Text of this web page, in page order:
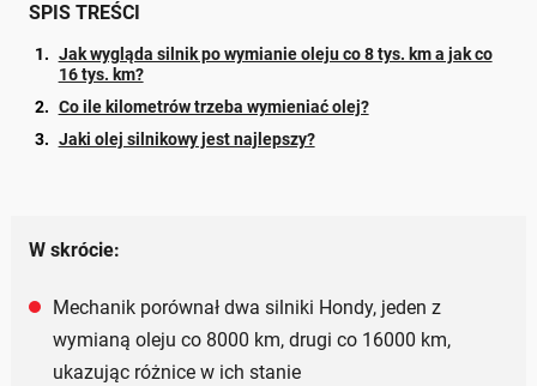
SPIS TREŚCI
Jak wygląda silnik po wymianie oleju co 8 tys. km a jak co
16 tys. km?
Co ile kilometrów trzeba wymieniać olej?
Jaki olej silnikowy jest najlepszy?
W skrócie:
Mechanik porównał dwa silniki Hondy, jeden z
wymianą oleju co 8000 km, drugi co 16000 km,
ukazując różnice w ich stanie